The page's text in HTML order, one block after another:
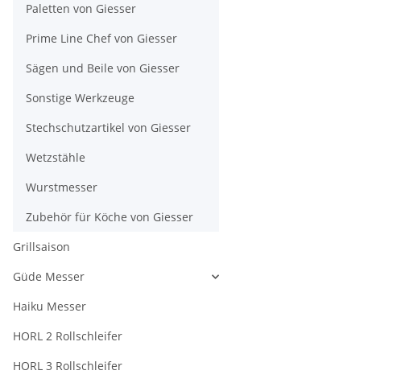
Paletten von Giesser
Prime Line Chef von Giesser
Sägen und Beile von Giesser
Sonstige Werkzeuge
Stechschutzartikel von Giesser
Wetzstähle
Wurstmesser
Zubehör für Köche von Giesser
Grillsaison
Güde Messer
Haiku Messer
HORL 2 Rollschleifer
HORL 3 Rollschleifer